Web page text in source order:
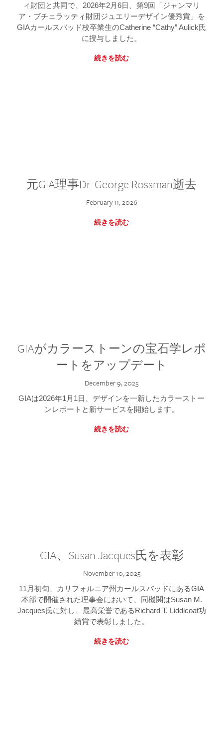
ィ財団と共同で、2026年2月6日、第9回「ジャンマリ
ア・ブチェラッティ財団ジュエリーデザイン優秀賞」を
GIAカールスバッド校卒業生のCatherine “Cathy” Aulick氏
に授与しました。
続きを読む
元GIA理事Dr. George Rossman逝去
February 11, 2026
続きを読む
GIAがカラーストーンの宝石学レポ
ートをアップデート
December 9, 2025
GIAは2026年1月1日、デザインを一新したカラーストー
ンレポートと新サービスを開始します。
続きを読む
GIA、Susan Jacques氏を表彰
November 10, 2025
11月初旬、カリフォルニア州カールスバッドにあるGIA
本部で開催された理事会において、同機関はSusan M.
Jacques氏に対し、最高栄誉であるRichard T. Liddicoat功
績賞で表彰しました。
続きを読む